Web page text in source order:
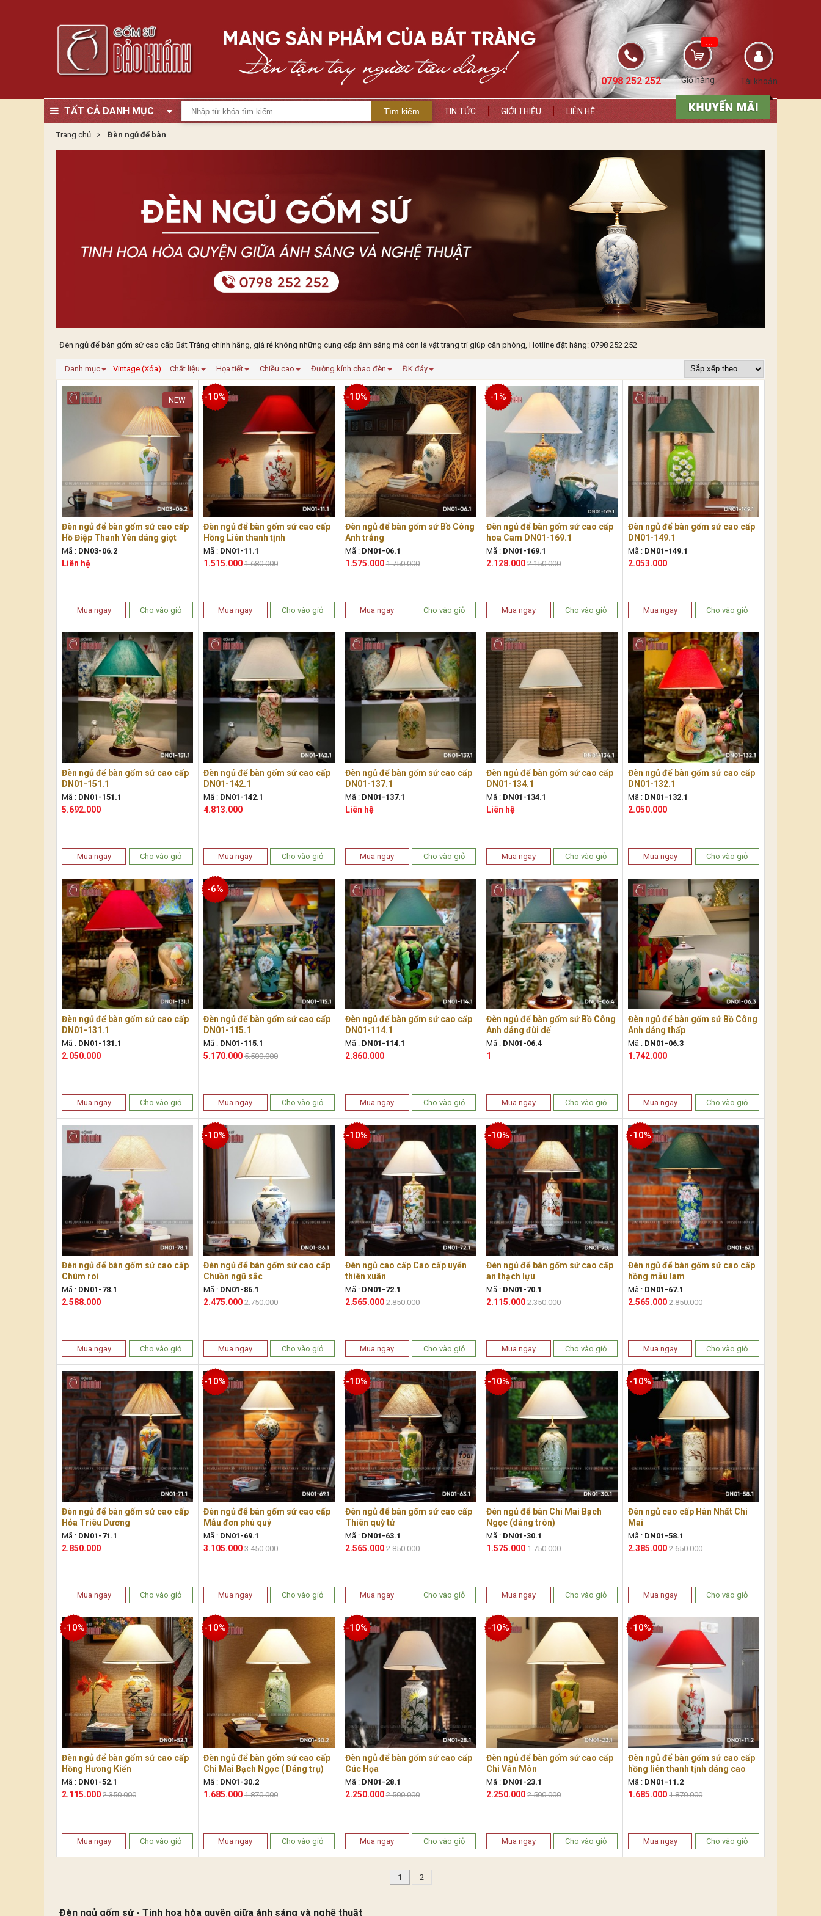
Tài khoản
Giỏ hàng
...
0798 252 252
TẤT CẢ DANH MỤC Tìm kiếm TIN TỨC GIỚI THIỆU LIÊN HỆ
Trang chủ Đèn ngủ để bàn
Đèn ngủ để bàn gốm sứ cao cấp Bát Tràng chính hãng, giá rẻ không những cung cấp ánh sáng mà còn là vật trang trí giúp căn phòng, Hotline đặt hàng: 0798 252 252
Danh mục Vintage (Xóa) Chất liệu Họa tiết Chiều cao Đường kính chao đèn ĐK đáy
Đèn ngủ để bàn gốm sứ cao cấp
Hồ Điệp Thanh Yên dáng giọt
nước
Mã : DN03-06.2
Liên hệ
NEW
Mua ngay Cho vào giỏ
Đèn ngủ để bàn gốm sứ cao cấp
Hồng Liên thanh tịnh
Mã : DN01-11.1
1.515.000
-10%
1.680.000
Mua ngay Cho vào giỏ
Đèn ngủ để bàn gốm sứ Bồ Công
Anh trắng
Mã : DN01-06.1
1.575.000
-10%
1.750.000
Mua ngay Cho vào giỏ
Đèn ngủ để bàn gốm sứ cao cấp
hoa Cam DN01-169.1
Mã : DN01-169.1
2.128.000
-1%
2.150.000
Mua ngay Cho vào giỏ
Đèn ngủ để bàn gốm sứ cao cấp
DN01-149.1
Mã : DN01-149.1
2.053.000
Mua ngay Cho vào giỏ
Đèn ngủ để bàn gốm sứ cao cấp
DN01-151.1
Mã : DN01-151.1
5.692.000
Mua ngay Cho vào giỏ
Đèn ngủ để bàn gốm sứ cao cấp
DN01-142.1
Mã : DN01-142.1
4.813.000
Mua ngay Cho vào giỏ
Đèn ngủ để bàn gốm sứ cao cấp
DN01-137.1
Mã : DN01-137.1
Liên hệ
Mua ngay Cho vào giỏ
Đèn ngủ để bàn gốm sứ cao cấp
DN01-134.1
Mã : DN01-134.1
Liên hệ
Mua ngay Cho vào giỏ
Đèn ngủ để bàn gốm sứ cao cấp
DN01-132.1
Mã : DN01-132.1
2.050.000
Mua ngay Cho vào giỏ
Đèn ngủ để bàn gốm sứ cao cấp
DN01-131.1
Mã : DN01-131.1
2.050.000
Mua ngay Cho vào giỏ
Đèn ngủ để bàn gốm sứ cao cấp
DN01-115.1
Mã : DN01-115.1
5.170.000
-6%
5.500.000
Mua ngay Cho vào giỏ
Đèn ngủ để bàn gốm sứ cao cấp
DN01-114.1
Mã : DN01-114.1
2.860.000
Mua ngay Cho vào giỏ
Đèn ngủ để bàn gốm sứ Bồ Công
Anh dáng đùi dế
Mã : DN01-06.4
1
Mua ngay Cho vào giỏ
Đèn ngủ để bàn gốm sứ Bồ Công
Anh dáng thấp
Mã : DN01-06.3
1.742.000
Mua ngay Cho vào giỏ
Đèn ngủ để bàn gốm sứ cao cấp
Chùm roi
Mã : DN01-78.1
2.588.000
Mua ngay Cho vào giỏ
Đèn ngủ để bàn gốm sứ cao cấp
Chuồn ngũ sắc
Mã : DN01-86.1
2.475.000
-10%
2.750.000
Mua ngay Cho vào giỏ
Đèn ngủ cao cấp Cao cấp uyển
thiên xuân
Mã : DN01-72.1
2.565.000
-10%
2.850.000
Mua ngay Cho vào giỏ
Đèn ngủ để bàn gốm sứ cao cấp
an thạch lựu
Mã : DN01-70.1
2.115.000
-10%
2.350.000
Mua ngay Cho vào giỏ
Đèn ngủ để bàn gốm sứ cao cấp
hồng mẫu lam
Mã : DN01-67.1
2.565.000
-10%
2.850.000
Mua ngay Cho vào giỏ
Đèn ngủ để bàn gốm sứ cao cấp
Hỏa Triêu Dương
Mã : DN01-71.1
2.850.000
Mua ngay Cho vào giỏ
Đèn ngủ để bàn gốm sứ cao cấp
Mẫu đơn phú quý
Mã : DN01-69.1
3.105.000
-10%
3.450.000
Mua ngay Cho vào giỏ
Đèn ngủ để bàn gốm sứ cao cấp
Thiên quỳ tử
Mã : DN01-63.1
2.565.000
-10%
2.850.000
Mua ngay Cho vào giỏ
Đèn ngủ để bàn Chi Mai Bạch
Ngọc (dáng tròn)
Mã : DN01-30.1
1.575.000
-10%
1.750.000
Mua ngay Cho vào giỏ
Đèn ngủ cao cấp Hàn Nhất Chi
Mai
Mã : DN01-58.1
2.385.000
-10%
2.650.000
Mua ngay Cho vào giỏ
Đèn ngủ để bàn gốm sứ cao cấp
Hồng Hương Kiến
Mã : DN01-52.1
2.115.000
-10%
2.350.000
Mua ngay Cho vào giỏ
Đèn ngủ để bàn gốm sứ cao cấp
Chi Mai Bạch Ngọc ( Dáng trụ)
Mã : DN01-30.2
1.685.000
-10%
1.870.000
Mua ngay Cho vào giỏ
Đèn ngủ để bàn gốm sứ cao cấp
Cúc Họa
Mã : DN01-28.1
2.250.000
-10%
2.500.000
Mua ngay Cho vào giỏ
Đèn ngủ để bàn gốm sứ cao cấp
Chi Vân Môn
Mã : DN01-23.1
2.250.000
-10%
2.500.000
Mua ngay Cho vào giỏ
Đèn ngủ để bàn gốm sứ cao cấp
hồng liên thanh tịnh dáng cao
Mã : DN01-11.2
1.685.000
-10%
1.870.000
Mua ngay Cho vào giỏ
1 2
Đèn ngủ gốm sứ - Tinh hoa hòa quyện giữa ánh sáng và nghệ thuật